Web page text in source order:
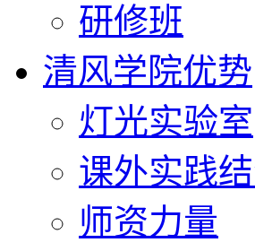
研修班
清风学院优势
灯光实验室
课外实践
师资力量